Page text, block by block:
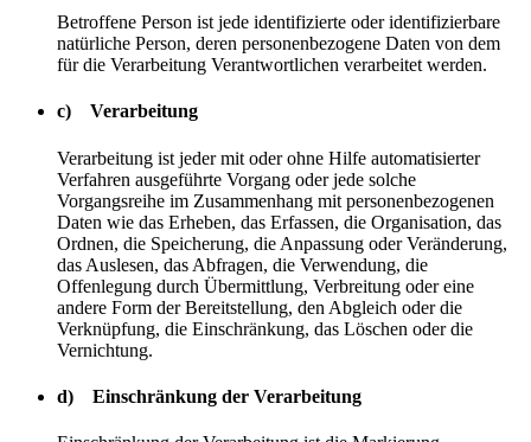
Betroffene Person ist jede identifizierte oder identifizierbare
natürliche Person, deren personenbezogene Daten von dem
für die Verarbeitung Verantwortlichen verarbeitet werden.
c) Verarbeitung
Verarbeitung ist jeder mit oder ohne Hilfe automatisierter
Verfahren ausgeführte Vorgang oder jede solche
Vorgangsreihe im Zusammenhang mit personenbezogenen
Daten wie das Erheben, das Erfassen, die Organisation, das
Ordnen, die Speicherung, die Anpassung oder Veränderung,
das Auslesen, das Abfragen, die Verwendung, die
Offenlegung durch Übermittlung, Verbreitung oder eine
andere Form der Bereitstellung, den Abgleich oder die
Verknüpfung, die Einschränkung, das Löschen oder die
Vernichtung.
d) Einschränkung der Verarbeitung